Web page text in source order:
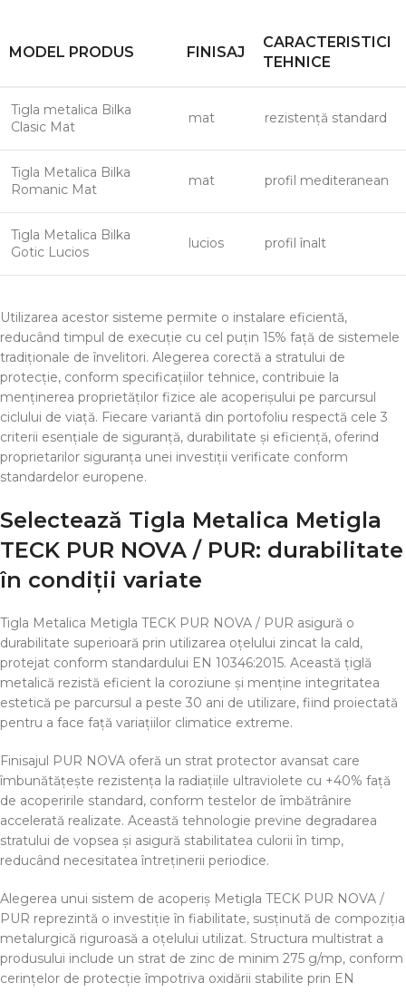
MODEL PRODUS FINISAJ
CARACTERISTICI
TEHNICE
Tigla metalica Bilka
Clasic Mat
mat rezistență standard
Tigla Metalica Bilka
Romanic Mat
mat profil mediteranean
Tigla Metalica Bilka
Gotic Lucios
lucios profil înalt
Utilizarea acestor sisteme permite o instalare eficientă,
reducând timpul de execuție cu cel puțin 15% față de sistemele
tradiționale de învelitori. Alegerea corectă a stratului de
protecție, conform specificațiilor tehnice, contribuie la
menținerea proprietăților fizice ale acoperișului pe parcursul
ciclului de viață. Fiecare variantă din portofoliu respectă cele 3
criterii esențiale de siguranță, durabilitate și eficiență, oferind
proprietarilor siguranța unei investiții verificate conform
standardelor europene.
Selectează Tigla Metalica Metigla
TECK PUR NOVA / PUR: durabilitate
în condiții variate
Tigla Metalica Metigla TECK PUR NOVA / PUR asigură o
durabilitate superioară prin utilizarea oțelului zincat la cald,
protejat conform standardului EN 10346:2015. Această țiglă
metalică rezistă eficient la coroziune și menține integritatea
estetică pe parcursul a peste 30 ani de utilizare, fiind proiectată
pentru a face față variațiilor climatice extreme.
Finisajul PUR NOVA oferă un strat protector avansat care
îmbunătățește rezistența la radiațiile ultraviolete cu +40% față
de acoperirile standard, conform testelor de îmbătrânire
accelerată realizate. Această tehnologie previne degradarea
stratului de vopsea și asigură stabilitatea culorii în timp,
reducând necesitatea întreținerii periodice.
Alegerea unui sistem de acoperiș Metigla TECK PUR NOVA /
PUR reprezintă o investiție în fiabilitate, susținută de compoziția
metalurgică riguroasă a oțelului utilizat. Structura multistrat a
produsului include un strat de zinc de minim 275 g/mp, conform
cerințelor de protecție împotriva oxidării stabilite prin EN